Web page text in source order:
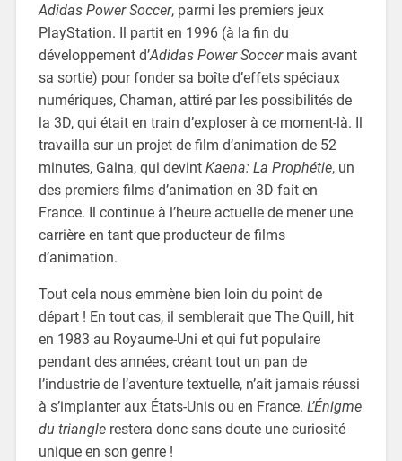
Adidas Power Soccer, parmi les premiers jeux
PlayStation. Il partit en 1996 (à la fin du
développement d’Adidas Power Soccermais avant
sa sortie) pour fonder sa boîte d’effets spéciaux
numériques, Chaman, attiré par les possibilités de
la 3D, qui était en train d’exploser à ce moment-là. Il
travailla sur un projet de film d’animation de 52
minutes, Gaina, qui devint Kaena: La Prophétie, un
des premiers films d’animation en 3D fait en
France. Il continue à l’heure actuelle de mener une
carrière en tant que producteur de films
d’animation.
Tout cela nous emmène bien loin du point de
départ ! En tout cas, il semblerait que The Quill, hit
en 1983 au Royaume-Uni et qui fut populaire
pendant des années, créant tout un pan de
l’industrie de l’aventure textuelle, n’ait jamais réussi
à s’implanter aux États-Unis ou en France. L’Énigme
du trianglerestera donc sans doute une curiosité
unique en son genre !